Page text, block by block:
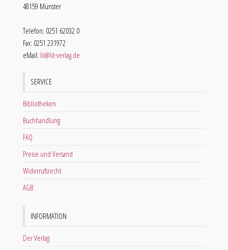
48159 Münster
Telefon: 0251 62032 0
Fax: 0251 231972
eMail: lit@lit-verlag.de
SERVICE
Bibliotheken
Buchhandlung
FAQ
Preise und Versand
Widerrufsrecht
AGB
INFORMATION
Der Verlag